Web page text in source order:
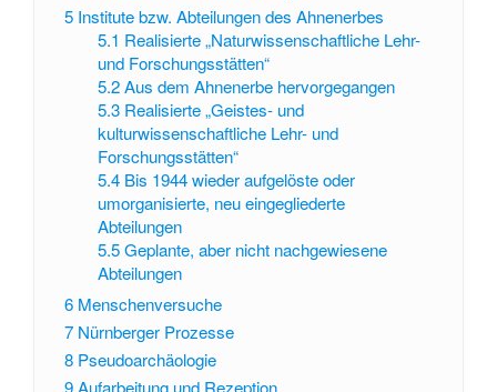
5 Institute bzw. Abteilungen des Ahnenerbes
5.1 Realisierte „Naturwissenschaftliche Lehr-
und Forschungsstätten“
5.2 Aus dem Ahnenerbe hervorgegangen
5.3 Realisierte „Geistes- und
kulturwissenschaftliche Lehr- und
Forschungsstätten“
5.4 Bis 1944 wieder aufgelöste oder
umorganisierte, neu eingegliederte
Abteilungen
5.5 Geplante, aber nicht nachgewiesene
Abteilungen
6 Menschenversuche
7 Nürnberger Prozesse
8 Pseudoarchäologie
9Aufarbeitung und Rezeption